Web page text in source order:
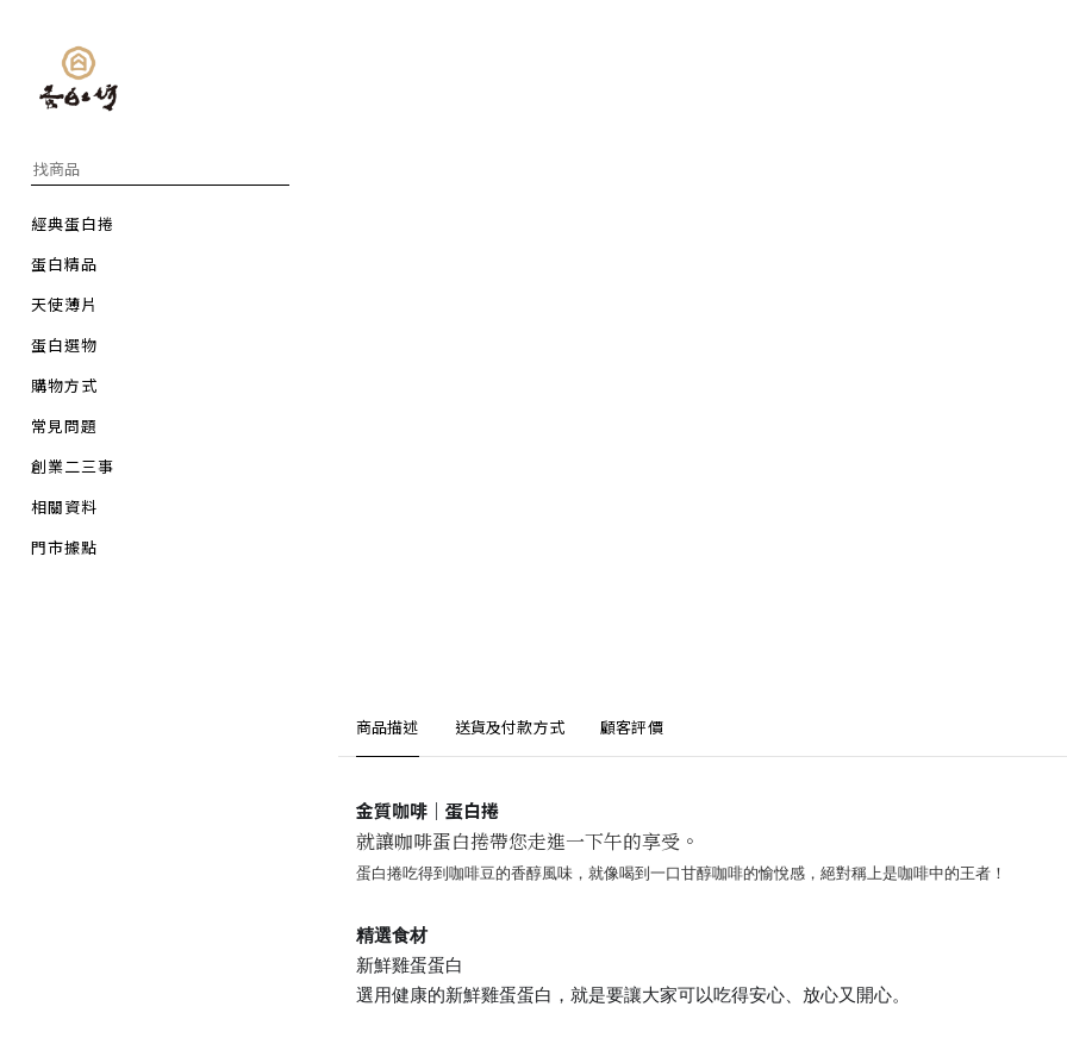
經典蛋白捲
蛋白精品
天使薄片
蛋白選物
購物方式
常見問題
創業二三事
相關資料
門市據點
商品描述 送貨及付款方式 顧客評價
金質咖啡｜蛋白捲
就讓咖啡蛋白捲帶您走進一下午的享受。
蛋白捲吃得到咖啡豆的香醇風味，就像喝到一口甘醇咖啡的愉悅感，絕對稱上是咖啡中的王者！
精選食材
新鮮雞蛋蛋白
選用健康的新鮮雞蛋蛋白，就是要讓大家可以吃得安心、放心又開心。